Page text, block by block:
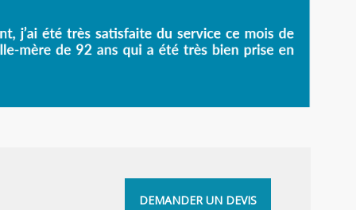
DEMANDER UN DEVIS